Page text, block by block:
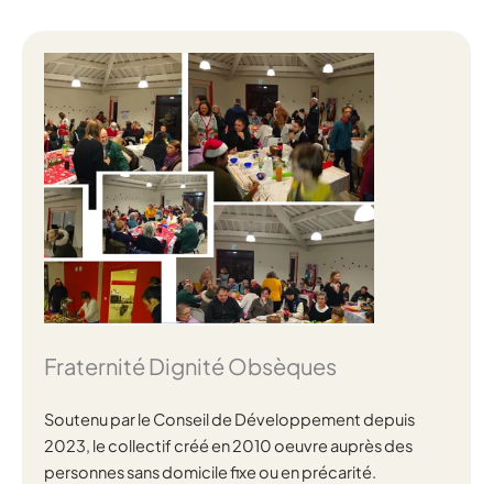
Fraternité Dignité Obsèques
Soutenu par le Conseil de Développement depuis
2023, le collectif créé en 2010 oeuvre auprès des
personnes sans domicile fixe ou en précarité.